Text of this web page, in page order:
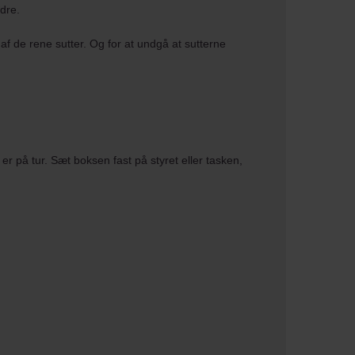
de rene sutter. Og for at undgå at sutterne
på tur. Sæt boksen fast på styret eller tasken,